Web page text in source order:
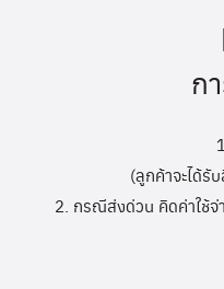
ก
(ลูกค้าจะได้รั
2. กรณีส่งด่วน คิดค่าใช้จ่